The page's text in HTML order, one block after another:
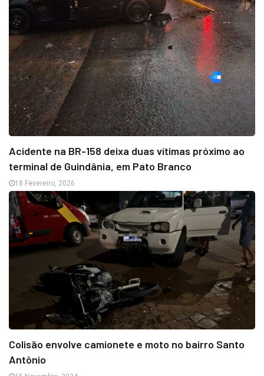
Acidente na BR-158 deixa duas vítimas próximo ao
terminal de Guindânia, em Pato Branco
18 Fevereiro, 2026
Colisão envolve camionete e moto no bairro Santo
Antônio